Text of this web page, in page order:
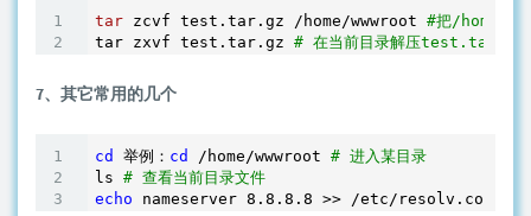
tar zcvf test.tar.gz /home/wwwroot #把/home/
tar zxvf test.tar.gz # 在当前目录解压test.tar.gz
7、其它常用的几个
cd 举例： cd /home/wwwroot # 进入某目录
ls # 查看当前目录文件
echo nameserver 8.8.8.8 >> /etc/resolv.conf